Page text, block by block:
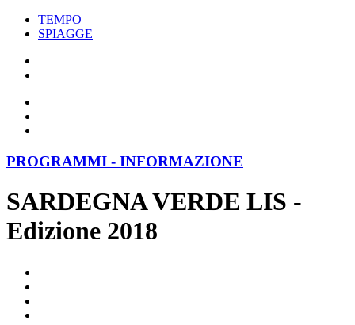
TEMPO
SPIAGGE
PROGRAMMI - INFORMAZIONE
SARDEGNA VERDE LIS -
Edizione 2018